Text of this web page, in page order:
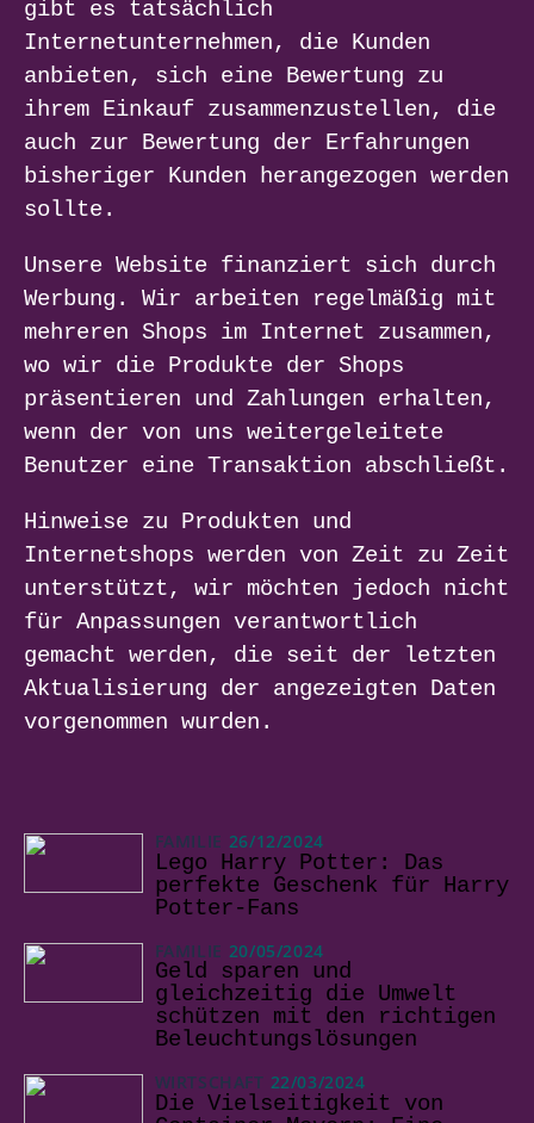
gibt es tatsächlich
Internetunternehmen, die Kunden
anbieten, sich eine Bewertung zu
ihrem Einkauf zusammenzustellen, die
auch zur Bewertung der Erfahrungen
bisheriger Kunden herangezogen werden
sollte.
Unsere Website finanziert sich durch
Werbung. Wir arbeiten regelmäßig mit
mehreren Shops im Internet zusammen,
wo wir die Produkte der Shops
präsentieren und Zahlungen erhalten,
wenn der von uns weitergeleitete
Benutzer eine Transaktion abschließt.
Hinweise zu Produkten und
Internetshops werden von Zeit zu Zeit
unterstützt, wir möchten jedoch nicht
für Anpassungen verantwortlich
gemacht werden, die seit der letzten
Aktualisierung der angezeigten Daten
vorgenommen wurden.
FAMILIE 26/12/2024
Lego Harry Potter: Das
perfekte Geschenk für Harry
Potter-Fans
FAMILIE 20/05/2024
Geld sparen und
gleichzeitig die Umwelt
schützen mit den richtigen
Beleuchtungslösungen
WIRTSCHAFT 22/03/2024
Die Vielseitigkeit von